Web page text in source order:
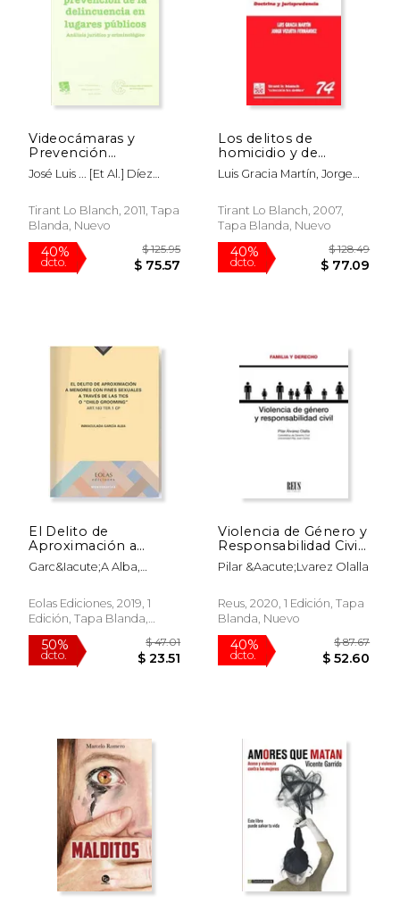
dcto. dcto.
Videocámaras y
Prevención
Delincuencia en
Lugares Públicos(R)
José Luis ... [Et Al.] Díez
Domínguez
Tirant Lo Blanch, 2011, Tapa
Blanda, Nuevo
40%
dcto. $ 75.57
Los delitos de
homicidio y de
asesinato en el
Código penal
jurisprudencia
Luis Gracia Martín, Jorge
Tirant Lo Blanch, 2007,
Tapa Blanda, Nuevo
40%
dcto. $
El Delito de
Aproximación a
Menores con Fines
Sexuales a Través de
Grooming": Art. 183
Ter. 1 cp
Garc&Iacute;A Alba,
Eolas Ediciones, 2019, 1
Edición, Tapa Blanda,
Nuevo
Violencia de Género y
Responsabilidad Civil
(Familia y Derecho)
Pilar &Aacute;Lvarez Olalla
Reus, 2020, 1 Edición, Tapa
Blanda, Nuevo